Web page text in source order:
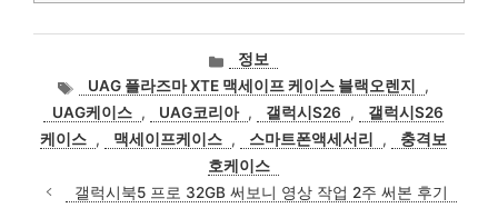
카
테
고
리
정보
태
그
UAG 플라즈마 XTE 맥세이프 케이스 블랙오렌지
,
UAG케이스 , UAG코리아 , 갤럭시S26 ,
갤럭시S26
케이스 , 맥세이프케이스 , 스마트폰액세서리 ,
충격보
호케이스
갤럭시북5 프로 32GB 써보니 영상 작업 2주 써본 후기